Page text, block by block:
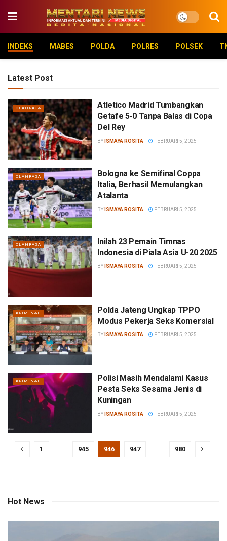
INDEKS MABES POLDA POLRES POLSEK
Latest Post
OLAHRAGA
Atletico Madrid Tumbangkan
Getafe 5-0 Tanpa Balas di Copa
Del Rey
BY ISMAYA ROSITA FEBRUARI 5, 2025
OLAHRAGA
Bologna ke Semifinal Coppa
Italia, Berhasil Memulangkan
Atalanta
BY ISMAYA ROSITA FEBRUARI 5, 2025
OLAHRAGA
Inilah 23 Pemain Timnas
Indonesia di Piala Asia U-20 2025
BY ISMAYA ROSITA FEBRUARI 5, 2025
KRIMINAL
Polda Jateng Ungkap TPPO
Modus Pekerja Seks Komersial
BY ISMAYA ROSITA FEBRUARI 5, 2025
KRIMINAL
Polisi Masih Mendalami Kasus
Pesta Seks Sesama Jenis di
Kuningan
BY ISMAYA ROSITA FEBRUARI 5, 2025
1 945 946 947 980
Hot News